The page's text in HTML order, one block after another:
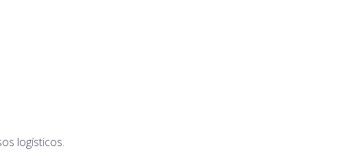
logísticos.